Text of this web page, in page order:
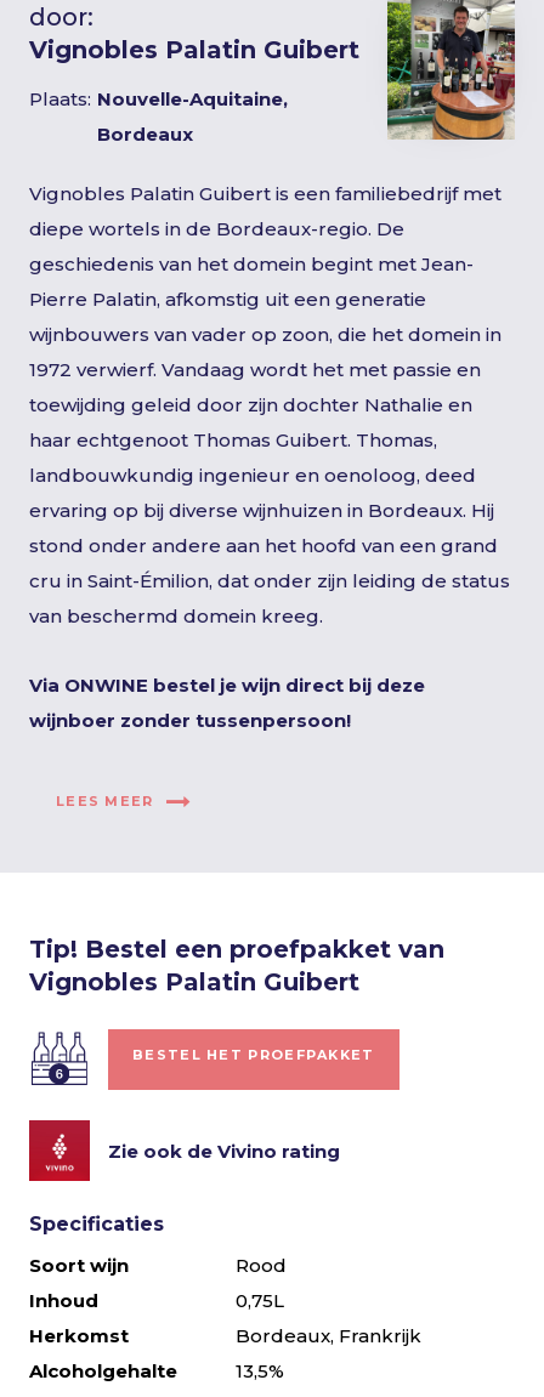
door:
Vignobles Palatin Guibert
Plaats: Nouvelle-Aquitaine,
Bordeaux
Vignobles Palatin Guibert is een familiebedrijf met
diepe wortels in de Bordeaux-regio. De
geschiedenis van het domein begint met Jean-
Pierre Palatin, afkomstig uit een generatie
wijnbouwers van vader op zoon, die het domein in
1972 verwierf. Vandaag wordt het met passie en
toewijding geleid door zijn dochter Nathalie en
haar echtgenoot Thomas Guibert. Thomas,
landbouwkundig ingenieur en oenoloog, deed
ervaring op bij diverse wijnhuizen in Bordeaux. Hij
stond onder andere aan het hoofd van een grand
cru in Saint-Émilion, dat onder zijn leiding de status
van beschermd domein kreeg.
Via ONWINE bestel je wijn direct bij deze
wijnboer zonder tussenpersoon!
LEES MEER
Tip! Bestel een proefpakket van
Vignobles Palatin Guibert
BESTEL HET PROEFPAKKET
Zie ook de Vivino rating
Specificaties
Soort wijn
Rood
Inhoud
0,75L
Herkomst
Bordeaux, Frankrijk
Alcoholgehalte
13,5%